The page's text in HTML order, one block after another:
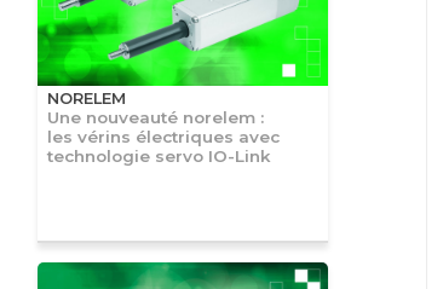
NORELEM
Une nouveauté norelem :
les vérins électriques avec
technologie servo IO-Link